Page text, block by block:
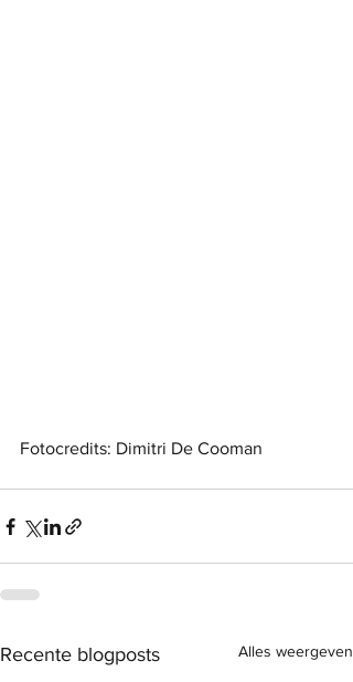
Fotocredits: Dimitri De Cooman
Recente blogposts Alles weergeven